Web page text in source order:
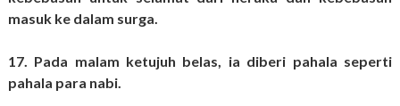
masuk ke dalam surga.
17. Pada malam ketujuh belas, ia diberi pahala seperti
pahala para nabi.